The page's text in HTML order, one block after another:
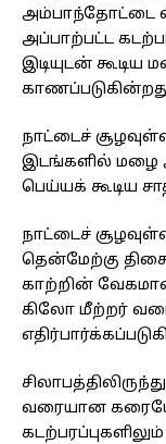
அம்பாந்தோட்டை
அப்பாற்பட்ட
இடியுடன் கூடிய
நாட்டைச்
இடங்களில் மழை
பெய்யக் கூடிய
நாட்டைச்
தென்மேற்கு
காற்றின்
கிலோ மீற்றர்
வரையான